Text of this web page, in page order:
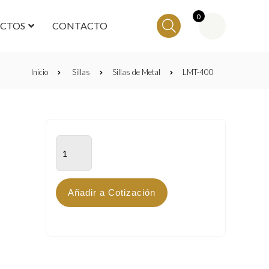
CONTACTO
0
Inicio Sillas Sillas de Metal LMT-400
LMT-
400
Añadir a Cotización